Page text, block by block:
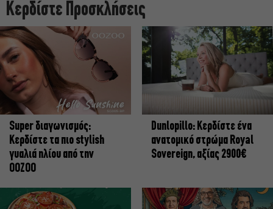
Κερδίστε Προσκλήσεις
Super διαγωνισμός:
Κερδίστε τα πιο stylish
γυαλιά ηλίου από την
OOZOO
Dunlopillo: Κερδίστε ένα
ανατομικό στρώμα Royal
Sovereign, αξίας 2900€